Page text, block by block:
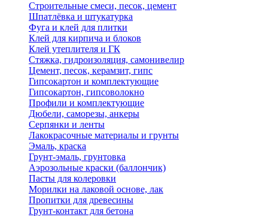
Строительные смеси, песок, цемент
Шпатлёвка и штукатурка
Фуга и клей для плитки
Клей для кирпича и блоков
Клей утеплителя и ГК
Стяжка, гидроизоляция, самонивелир
Цемент, песок, керамзит, гипс
Гипсокартон и комплектующие
Гипсокартон, гипсоволокно
Профили и комплектующие
Дюбели, саморезы, анкеры
Серпянки и ленты
Лакокрасочные материалы и грунты
Эмаль, краска
Грунт-эмаль, грунтовка
Аэрозольные краски (баллончик)
Пасты для колеровки
Морилки на лаковой основе, лак
Пропитки для древесины
Грунт-контакт для бетона